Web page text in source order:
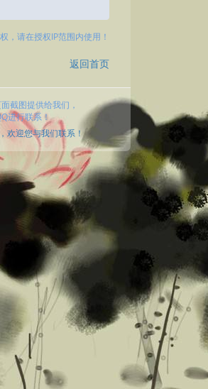
，请在授权IP范围内使用！
返回首页
截图提供给我们，
进行联系！